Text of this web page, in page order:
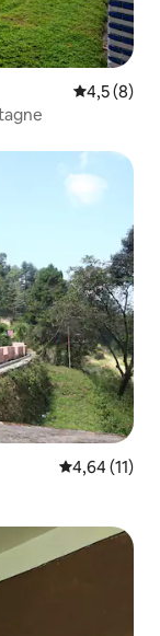
Évaluation
4,5 (8)
Évaluation
4,64 (11)